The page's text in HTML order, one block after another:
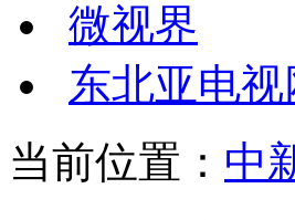
微视界
东北亚电视
当前位置： 中